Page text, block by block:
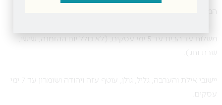
משלוח עד הבית עד 5 ימי עסקים, (לא כולל יום ההזמנה, שישי,
שבת וחג).
יישובי אילת והערבה, גליל, גולן, עוטף עזה ויהודה ושומרון עד 7 ימי
עסקים.